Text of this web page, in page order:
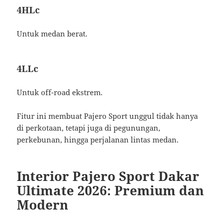
4HLc
Untuk medan berat.
4LLc
Untuk off-road ekstrem.
Fitur ini membuat Pajero Sport unggul tidak hanya
di perkotaan, tetapi juga di pegunungan,
perkebunan, hingga perjalanan lintas medan.
Interior Pajero Sport Dakar
Ultimate 2026: Premium dan
Modern